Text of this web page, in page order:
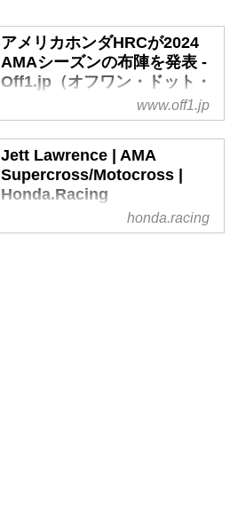
アメリカホンダHRCが2024
AMAシーズンの布陣を発表 -
Off1.jp（オフワン・ドット・
HRCが2024年のAMAスーパーク
ロス選手権・プロモトクロス選手
権への参戦体制を発表しました。
SX、MX共に450クラスには、
2023年にルーキーながら全戦全
www.off1.jp
Jett Lawrence | AMA
Supercross/Motocross |
Honda.Racing
ジェット・ローレンスhonda.racing